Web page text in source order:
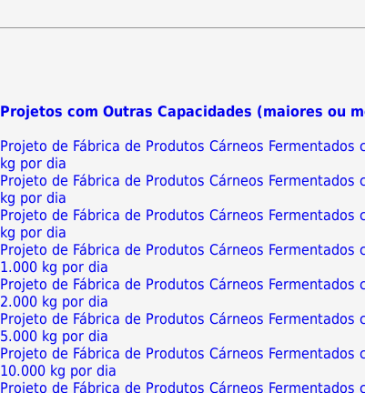
Projetos com Outras Capacidades (maiores ou
Projeto de Fábrica de Produtos Cárneos Fermentados
kg por dia
Projeto de Fábrica de Produtos Cárneos Fermentados
kg por dia
Projeto de Fábrica de Produtos Cárneos Fermentados
kg por dia
Projeto de Fábrica de Produtos Cárneos Fermentados
1.000 kg por dia
Projeto de Fábrica de Produtos Cárneos Fermentados
2.000 kg por dia
Projeto de Fábrica de Produtos Cárneos Fermentados
5.000 kg por dia
Projeto de Fábrica de Produtos Cárneos Fermentados
10.000 kg por dia
Projeto de Fábrica de Produtos Cárneos Fermentados